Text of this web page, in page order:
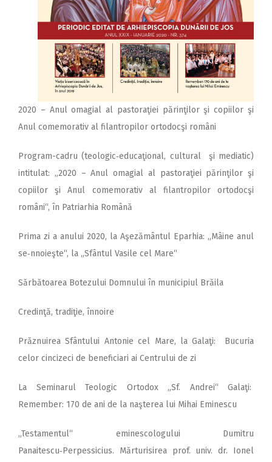
2020 – Anul omagial al pastoraţiei părinţilor şi copiilor şi
Anul comemorativ al filantropilor ortodocşi români
Program-cadru (teologic‑educaţional, cultural şi mediatic)
intitulat: „2020 – Anul omagial al pastoraţiei părinţilor şi
copiilor şi Anul comemorativ al filantropilor ortodocşi
români“, în Patriarhia Română
Prima zi a anului 2020, la Aşezământul Eparhia: „Mâine anul
se‑nnoieşte“, la „Sfântul Vasile cel Mare“
Sărbătoarea Botezului Domnului în municipiul Brăila
Credinţă, tradiţie, înnoire
Prăznuirea Sfântului Antonie cel Mare, la Galaţi: Bucuria
celor cincizeci de beneficiari ai Centrului de zi
La Seminarul Teologic Ortodox „Sf. Andrei“ Galaţi:
Remember: 170 de ani de la naşterea lui Mihai Eminescu
„Testamentul“ eminescologului Dumitru
Panaitescu‑Perpessicius. Mărturisirea prof. univ. dr. Ionel